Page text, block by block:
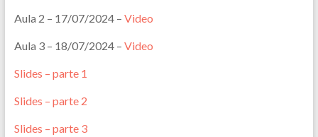
Aula 2 – 17/07/2024 – Video
Aula 3 – 18/07/2024 – Video
Slides – parte 1
Slides – parte 2
Slides – parte 3